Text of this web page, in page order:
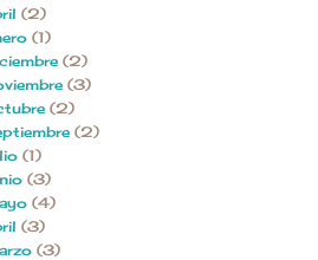
(2)
(1)
(2)
(3)
(2)
(2)
(1)
(3)
(4)
(3)
(3)